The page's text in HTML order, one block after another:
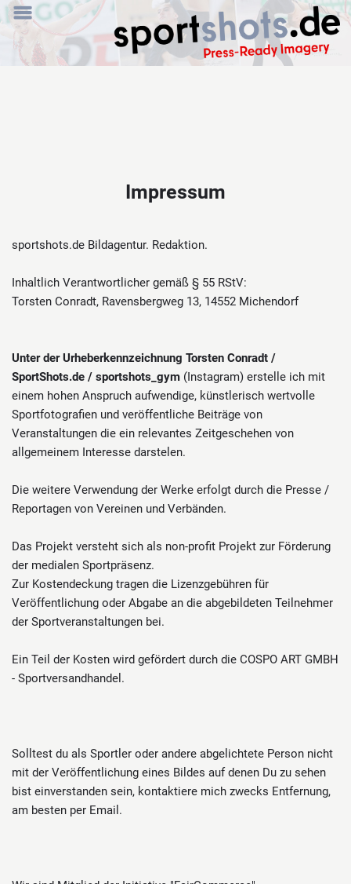
Impressum
sportshots.de Bildagentur. Redaktion.
Inhaltlich Verantwortlicher gemäß § 55 RStV:
Torsten Conradt, Ravensbergweg 13, 14552 Michendorf
Unter der Urheberkennzeichnung Torsten Conradt /
SportShots.de / sportshots_gym (Instagram) erstelle ich mit
einem hohen Anspruch aufwendige, künstlerisch wertvolle
Sportfotografien und veröffentliche Beiträge von
Veranstaltungen die ein relevantes Zeitgeschehen von
allgemeinem Interesse darstelen.
Die weitere Verwendung der Werke erfolgt durch die Presse /
Reportagen von Vereinen und Verbänden.
Das Projekt versteht sich als non-profit Projekt zur Förderung
der medialen Sportpräsenz.
Zur Kostendeckung tragen die Lizenzgebühren für
Veröffentlichung oder Abgabe an die abgebildeten Teilnehmer
der Sportveranstaltungen bei.
Ein Teil der Kosten wird gefördert durch die COSPO ART GMBH
- Sportversandhandel.
Solltest du als Sportler oder andere abgelichtete Person nicht
mit der Veröffentlichung eines Bildes auf denen Du zu sehen
bist einverstanden sein, kontaktiere mich zwecks Entfernung,
am besten per Email.